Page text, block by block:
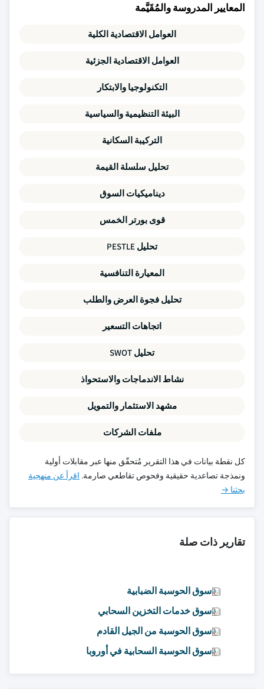
المعايير المدروسة والمُقَيَّمة
العوامل الاقتصادية الكلية
العوامل الاقتصادية الجزئية
التكنولوجيا والابتكار
البيئة التنظيمية والسياسية
التركيبة السكانية
تحليل سلسلة القيمة
ديناميكيات السوق
قوى بورتر الخمس
تحليل PESTLE
المعيارة التنافسية
تحليل فجوة العرض والطلب
اتجاهات التسعير
تحليل SWOT
نشاط الاندماجات والاستحواذ
مشهد الاستثمار والتمويل
ملفات الشركات
كل نقطة بيانات في هذا التقرير مُتحقّق منها عبر مقابلات أولية
ونمذجة تصاعدية حقيقية وفحوص تقاطعي صارمة. اقرأ عن منهجية
بحثنا →
تقارير ذات صلة
سوق الحوسبة الضبابية
سوق خدمات التخزين السحابي
سوق الحوسبة من الجيل القادم
سوق الحوسبة السحابية في أوروبا